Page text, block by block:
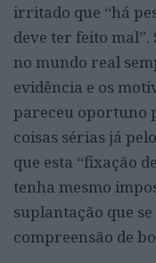
irritado que “há
deve ter feito mal”.
no mundo real
evidência e os
pareceu oportuno
coisas sérias já
que esta “fixação
tenha mesmo
suplantação que
compreensão de